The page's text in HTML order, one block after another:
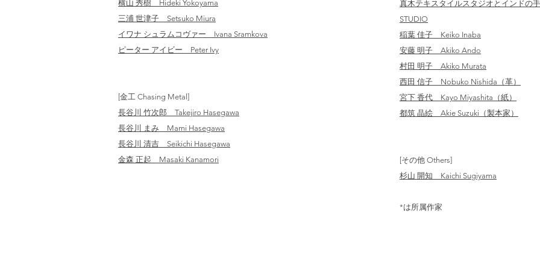
横山 秀樹 Hideki Yokoyama
三浦 世津子 Setsuko Miura
イワナ シュラムコヴァー Ivana Sramkova
ピーター アイビー Peter Ivy
[金工 Chasing Metal]
長谷川 竹次郎 Takejiro Hasegawa
長谷川 まみ Mami Hasegawa
長谷川 清吉 Seikichi Hasegawa
金森 正起 Masaki Kanamori
真木テキスタイルスタジオとインドの
STUDIO
稲葉 佳子 Keiko Inaba
安藤 明子 Akiko Ando
​村田 明子 Akiko Murata
西田 信子 Nobuko Nishida（革）
宮下 香代 Kayo Miyashita（紙）
都筑 晶絵 Akie Suzuki（製本家）
[その他 Others]
杉山 開知 Kaichi Sugiyama
​*は所属作家